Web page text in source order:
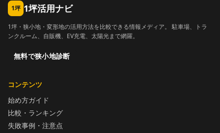
1坪 1坪活用ナビ
1坪・狭小地・変形地の活用方法を比較できる情報メディア。 駐車場、トラ
ンクルーム、自販機、EV充電、太陽光まで網羅。
無料で狭小地診断
コンテンツ
始め方ガイド
比較・ランキング
失敗事例・注意点